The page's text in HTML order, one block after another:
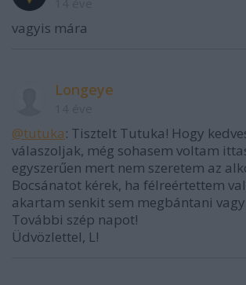
vagyis mára
Longeye
@tutuka: Tisztelt Tutuka! Hogy
válaszoljak, még sohasem voltam
egyszerűen mert nem szeretem az
Bocsánatot kérek, ha félreértettem
akartam senkit sem megbántani
További szép napot!
Üdvözlettel, L!